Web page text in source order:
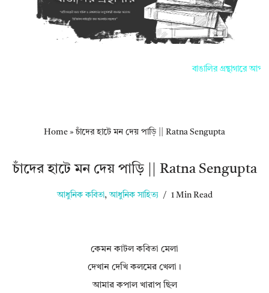
বাঙালির গ্রন্থাগারে
Home »চাঁদের হাটে মন দেয় পাড়ি || Ratna Sengupta
চাঁদের হাটে মন দেয় পাড়ি || Ratna Sengupta
আধুনিক কবিতা, আধুনিক সাহিত্য 1 Min Read
কেমন কাটল কবিতা মেলা
দেখান দেখি কলমের খেলা।
আমার কপাল খারাপ ছিল